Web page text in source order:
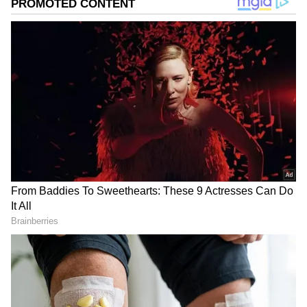
'ನಿಮ್ಮ ಮನೆಯ ಐರನ್ ಡೋಮ್' ಡೆಂಗ್ಯೂ ತಡೆಯಲು
ಆನಂದ್‌ ಮಹೀಂದ್ರಾ ಹೊಸ ಐಡಿಯಾ!
'ನನ್ನ ಹೆಂಡ್ತಿ ವಂಡರ್‌ಫುಲ್‌, ಅವಳನ್ನ ದಿಟ್ಟಿಸೋದೆ ನನಗೆ
ಖುಷಿ' L&T ಚೇರ್ಮನ್‌ಗೆ ಟಾಂಗ್‌ ನೀಡಿದ್ರು ಆನಂದ್‌
ಮಹೀಂದ್ರಾ!
ವಿಜಯವಾಣಿ, ಸ್ಟಾರ್‌ ಸ್ಪೋರ್ಟ್ಸ್‌ನಲ್ಲಿ ಕೆಲಸ ಮಾಡಿದ್ದೇನೆ. ಓದು,
ಪ್ರವಾಸ ನೆಚ್ಚಿನ ಹವ್ಯಾಸ
DOWNLOAD APP
RECOMMENDED STORIES